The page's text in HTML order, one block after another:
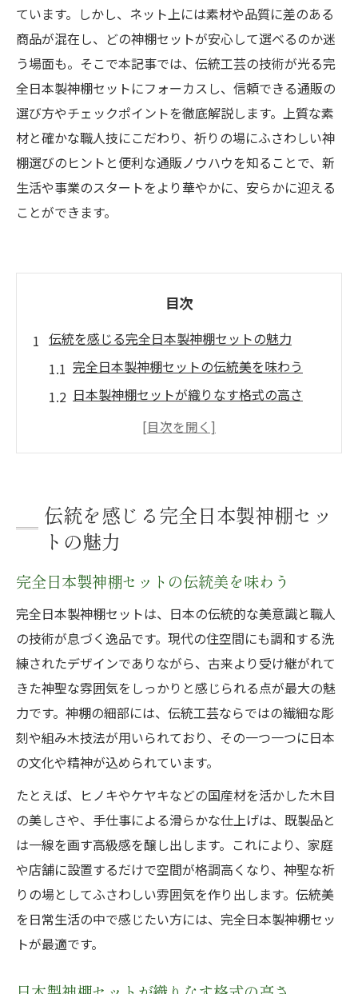
ています。しかし、ネット上には素材や品質に差のある
商品が混在し、どの神棚セットが安心して選べるのか迷
う場面も。そこで本記事では、伝統工芸の技術が光る完
全日本製神棚セットにフォーカスし、信頼できる通販の
選び方やチェックポイントを徹底解説します。上質な素
材と確かな職人技にこだわり、祈りの場にふさわしい神
棚選びのヒントと便利な通販ノウハウを知ることで、新
生活や事業のスタートをより華やかに、安らかに迎える
ことができます。
目次
伝統を感じる完全日本製神棚セットの魅力
完全日本製神棚セットの伝統美を味わう
日本製神棚セットが織りなす格式の高さ
匠の技が光る完全日本製神棚セット選び
素材にこだわる完全日本製神棚セットの特
家庭や店舗で選ばれる完全日本製神棚セッ
ト
現代空間に映える日本製神棚セット選び
現代空間に合う完全日本製神棚セットの選
び方
日本製神棚セットで叶える洗練された空間
演出
モダンインテリアに映える完全日本製神棚
セット
省スペースにも最適な日本製神棚セットの
魅力
完全日本製神棚セットが現代住居で選ばれ
る理由
上質な完全日本製神棚セットで叶う開運空間
完全日本製神棚セットで開運空間を実現
上質素材の完全日本製神棚セットがもたら
す運気
家庭や会社の繁栄を願う日本製神棚セット
活用法
伝統を感じる完全日本製神棚セッ
トの魅力
完全日本製神棚セットの伝統美を味わう
完全日本製神棚セットは、日本の伝統的な美意識と職人
の技術が息づく逸品です。現代の住空間にも調和する洗
練されたデザインでありながら、古来より受け継がれて
きた神聖な雰囲気をしっかりと感じられる点が最大の魅
力です。神棚の細部には、伝統工芸ならではの繊細な彫
刻や組み木技法が用いられており、その一つ一つに日本
の文化や精神が込められています。
たとえば、ヒノキやケヤキなどの国産材を活かした木目
の美しさや、手仕事による滑らかな仕上げは、既製品と
は一線を画す高級感を醸し出します。これにより、家庭
や店舗に設置するだけで空間が格調高くなり、神聖な祈
りの場としてふさわしい雰囲気を作り出します。伝統美
を日常生活の中で感じたい方には、完全日本製神棚セッ
トが最適です。